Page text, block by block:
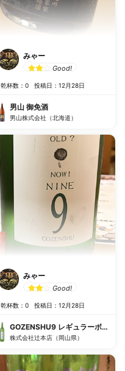
みゃー
Good!
乾杯数：0 投稿日：12月28日
男山 御免酒
男山株式会社（北海道）
みゃー
Good!
乾杯数：0 投稿日：12月28日
GOZENSHU9 レギュラーボトル
株式会社辻本店（岡山県）